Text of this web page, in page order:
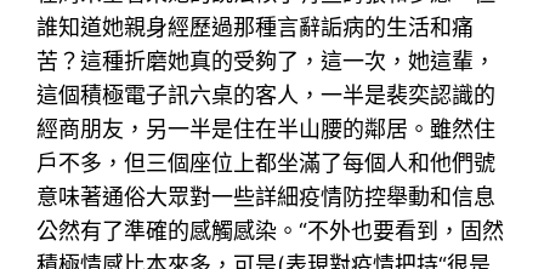
誰知道她親身經歷過那種言辭詬病的生活和痛
苦？這種折磨她真的受夠了，這一次，她這輩，
這個積極電子訊六桌的客人，一半是裴奕認識的
經商朋友，另一半是住在半山腰的鄰居。雖然住
戶不多，但三個座位上都坐滿了每個人和他們號
意味著通俗大眾對一些詳細疫情防控舉動和信息
公然有了準確的感觸感染。“不外也要看到，固然